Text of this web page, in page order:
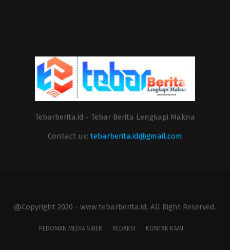
Tebarberita.id - Tebar Berita Lengkapi Makna
Contact us: tebarberita.id@gmail.com
@Copyright 2020 - www.tebarberita.id. All Right Reserved.
PEDOMAN MEDIA SIBER REDAKSI KONTAK KAMI